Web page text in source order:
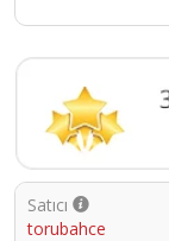
Satıcı
torubahce